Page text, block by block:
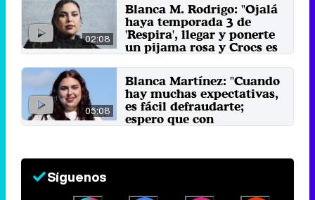
02:08
Blanca M. Rodrigo: "Ojalá
haya temporada 3 de
'Respira', llegar y ponerte
un pijama rosa y Crocs es
lo mejor"
14 de noviembre 2025
05:08
Blanca Martínez: "Cuando
hay muchas expectativas,
es fácil defraudarte;
espero que con
'Mariliendre' no pase"
Síguenos